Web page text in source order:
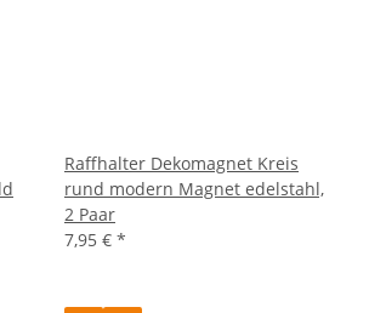
Raffhalter Dekomagnet Kreis
rund modern Magnet edelstahl,
2 Paar
7,95 € *